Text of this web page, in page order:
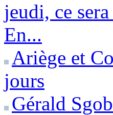
jeudi, ce
En...
Ariège et
jours
Gérald